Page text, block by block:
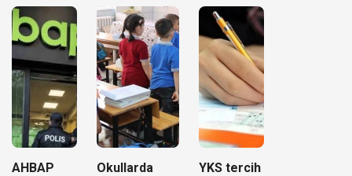
AHBAP
Okullarda
YKS tercih